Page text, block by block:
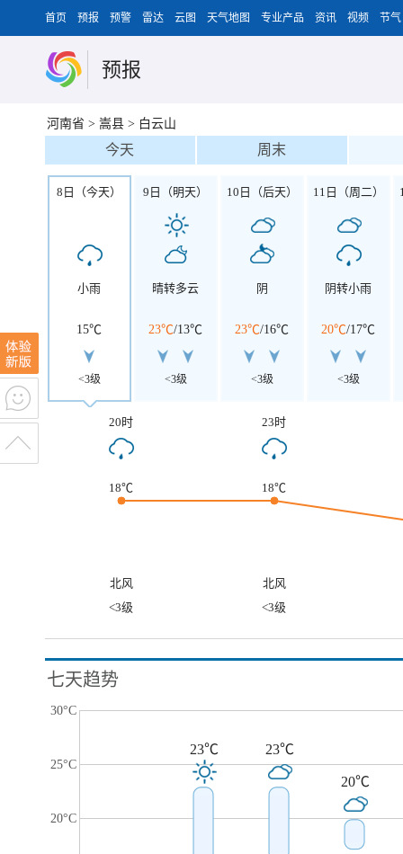
首页 预报 预警 雷达 云图 天气地图 专业产品 资讯 视频 节气
预报
河南省 > 嵩县 > 白云山
今天 周末
8日（今天）
小雨
15℃
<3级
9日（明天）
晴转多云
23℃/13℃
<3级
10日（后天）
阴
23℃/16℃
<3级
11日（周二）
阴转小雨
20℃/17℃
<3级
20时 23时
18℃ 18℃
北风
北风
<3级
<3级
七天趋势
30°C
25°C
20°C
23℃ 23℃
20℃